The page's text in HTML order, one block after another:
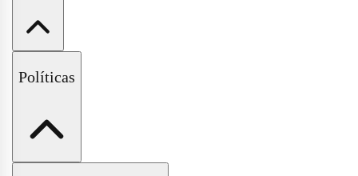
Wishlist
Fale Conosco
Políticas